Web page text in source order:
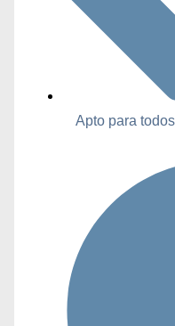
Apto para